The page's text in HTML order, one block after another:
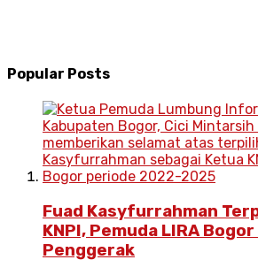
Popular Posts
Fuad Kasyfurrahman
KNPI, Pemuda LIRA
Penggerak